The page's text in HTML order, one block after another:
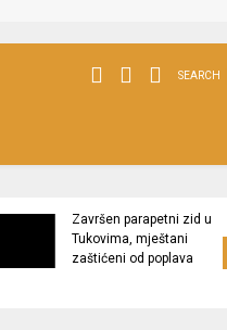
SEARCH
Završen parapetni zid u
Tukovima, mještani
zaštićeni od poplava